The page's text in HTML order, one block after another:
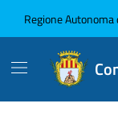
Regione Autonoma